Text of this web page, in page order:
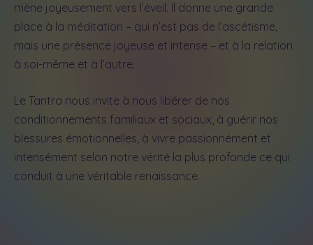
mène joyeusement vers l’éveil. Il donne une grande
place à la méditation – qui n’est pas de l’ascétisme,
mais une présence joyeuse et intense – et à la relation
à soi-même et à l’autre.
Le Tantra nous invite à nous libérer de nos
conditionnements familiaux et sociaux, à guérir nos
blessures émotionnelles, à vivre passionnément et
intensément selon notre vérité la plus profonde ce qui
conduit à une véritable renaissance.